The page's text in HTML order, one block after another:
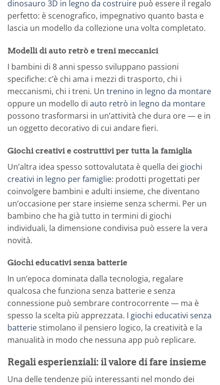
dinosauro 3D in legno da costruire può essere il regalo
perfetto: è scenografico, impegnativo quanto basta e
lascia un modello da collezione una volta completato.
Modelli di auto retrò e treni meccanici
I bambini di 8 anni spesso sviluppano passioni
specifiche: c’è chi ama i mezzi di trasporto, chi i
meccanismi, chi i treni. Un trenino in legno da montare
oppure un modello di auto retrò in legno da montare
possono trasformarsi in un’attività che dura ore — e in
un oggetto decorativo di cui andare fieri.
Giochi creativi e costruttivi per tutta la famiglia
Un’altra idea spesso sottovalutata è quella dei giochi
creativi in legno per famiglie: prodotti progettati per
coinvolgere bambini e adulti insieme, che diventano
un’occasione per stare insieme senza schermi. Per un
bambino che ha già tutto in termini di giochi
individuali, la dimensione condivisa può essere la vera
novità.
Giochi educativi senza batterie
In un’epoca dominata dalla tecnologia, regalare
qualcosa che funziona senza batterie e senza
connessione può sembrare controcorrente — ma è
spesso la scelta più apprezzata. I giochi educativi senza
batteriestimolano il pensiero logico, la creatività e la
manualità in modo che nessuna app può replicare.
Regali esperienziali: il valore di fare insieme
Una delle tendenze più interessanti nel mondo dei